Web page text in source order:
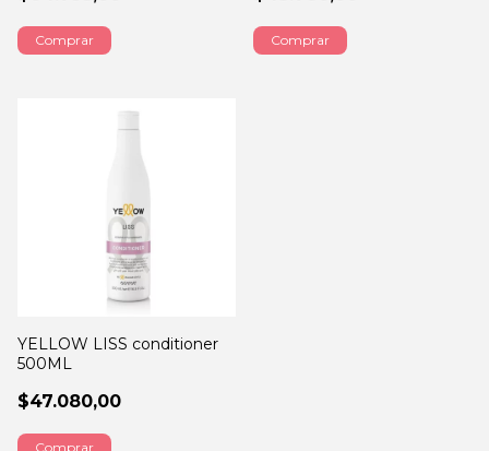
YELLOW LISS conditioner
500ML
$47.080,00